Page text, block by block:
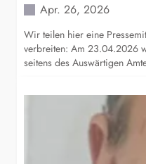
Apr. 26, 2026
Wir teilen hier eine
verbreiten: Am 23.04.2026
seitens des Auswärtigen